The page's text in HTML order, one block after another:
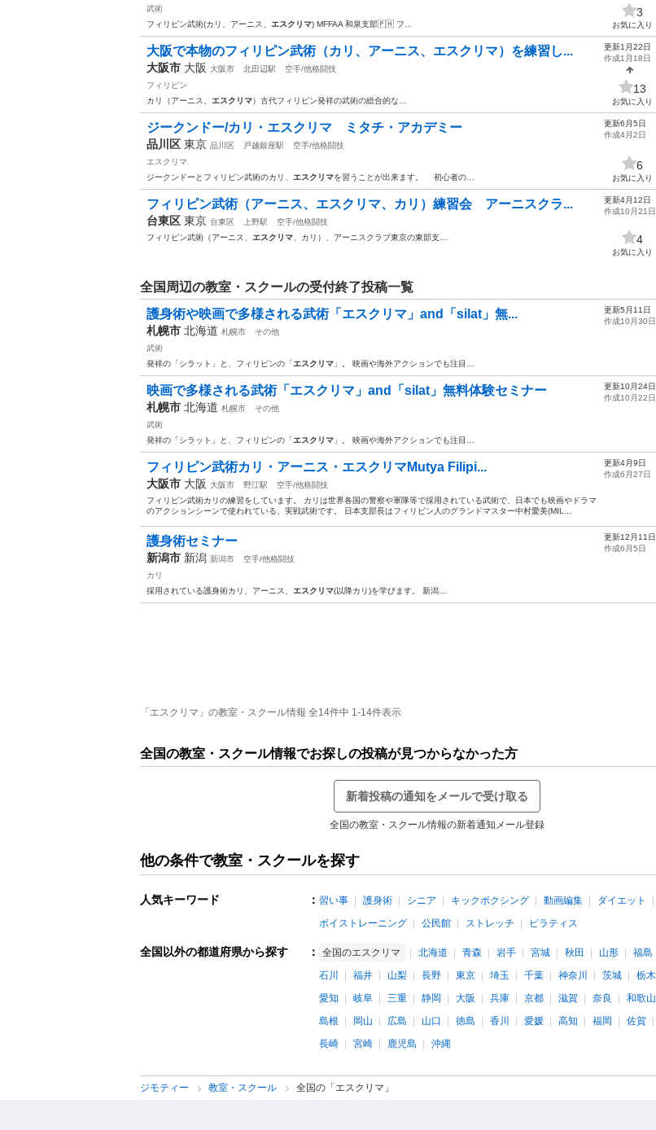
武術
フィリピン武術(カリ、アーニス、 エスクリマ) MFFAA 和泉支部🇵🇭 フ…
3
お気に入り
大阪で本物のフィリピン武術（カリ、アーニス、エスクリマ）を練習し...
大阪市 大阪 大阪市 北田辺駅
空手/他格闘技
フィリピン
カリ（アーニス、 エスクリマ）古代フィリピン発祥の武術の総合的な…
更新1月22日
作成1月18日
13
お気に入り
ジークンドー/カリ・エスクリマ ミタチ・アカデミー
品川区 東京 品川区 戸越銀座駅
空手/他格闘技
エスクリマ
ジークンドーとフィリピン武術のカリ、 エスクリマを習うことが出来ます。 初心者の…
更新6月5日
作成4月2日
6
お気に入り
フィリピン武術（アーニス、エスクリマ、カリ）練習会 アーニスクラ...
台東区 東京 台東区 上野駅
空手/他格闘技
フィリピン武術（アーニス、 エスクリマ 、カリ）、アーニスクラブ東京の東部支…
更新4月12日
作成10月21日
4
お気に入り
全国周辺の教室・スクールの受付終了投稿一覧
護身術や映画で多様される武術「エスクリマ」and「silat」無...
札幌市 北海道 札幌市
その他
武術
発祥の「シラット」と、フィリピンの「エスクリマ 」。 映画や海外アクションでも注目…
更新5月11日
作成10月30日
映画で多様される武術「エスクリマ」and「silat」無料体験セミナー
札幌市 北海道 札幌市
その他
武術
発祥の「シラット」と、フィリピンの「エスクリマ 」。 映画や海外アクションでも注目…
更新10月24日
作成10月22日
フィリピン武術カリ・アーニス・エスクリマMutya Filipi...
大阪市 大阪 大阪市 野江駅
空手/他格闘技
フィリピン武術カリの練習をしています。 カリは世界各国の警察や軍隊等で採用されている武術で、日本でも映画やドラマ
のアクションシーンで使われている、実戦武術です。 日本支部長はフィリピン人のグランドマスター中村愛美(MIL...
更新4月9日
作成6月27日
護身術セミナー
新潟市 新潟 新潟市
空手/他格闘技
カリ
採用されている護身術カリ、アーニス、 エスクリマ(以降カリ)を学びます。 新潟…
更新12月11日
作成6月5日
「エスクリマ」の教室・スクール情報 全14件中 1-14件表示
全国の教室・スクール情報でお探しの投稿が見つからなかった方
新着投稿の通知をメールで受け取る
全国の教室・スクール情報の新着通知メール登録
他の条件で教室・スクールを探す
人気キーワード ： 習い事 護身術 シニア キックボクシング 動画編集
ダイエット
ボイストレーニング
公民館 ストレッチ ピラティス
全国以外の都道府県から探す ： 全国のエスクリマ 北海道 青森 岩手 宮城 秋田 山形 福島
石川
福井 山梨 長野 東京 埼玉 千葉 神奈川 茨城 栃木
愛知
岐阜 三重 静岡 大阪 兵庫 京都 滋賀 奈良 和歌山
島根
岡山 広島 山口 徳島 香川 愛媛 高知 福岡 佐賀
長崎
宮崎 鹿児島 沖縄
ジモティー 教室・スクール 全国の「エスクリマ」